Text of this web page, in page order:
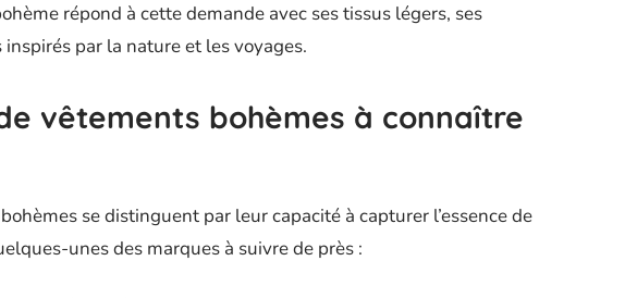
répond à cette demande avec ses tissus légers, ses
par la nature et les voyages.
vêtements bohèmes à connaître
se distinguent par leur capacité à capturer l’essence de
unes des marques à suivre de près :